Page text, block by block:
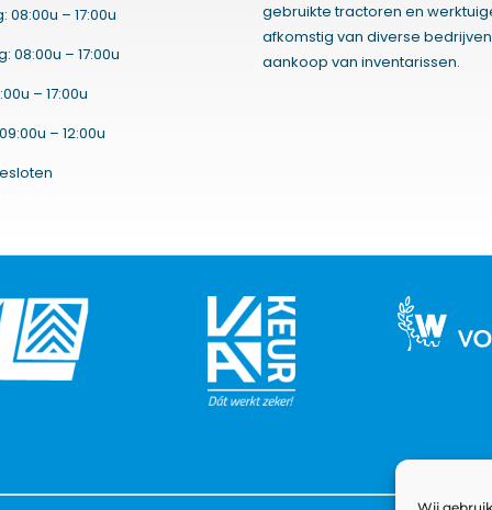
08:00u – 17:00u
08:00u – 17:00u
– 17:00u
– 12:00u
gebruikte tractoren en
afkomstig van diverse
aankoop van inventarissen.